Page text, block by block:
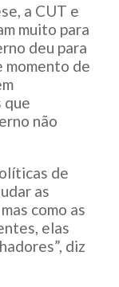
a CUT e
muito para
deu para
momento de
que
não
de
as
como as
elas
diz